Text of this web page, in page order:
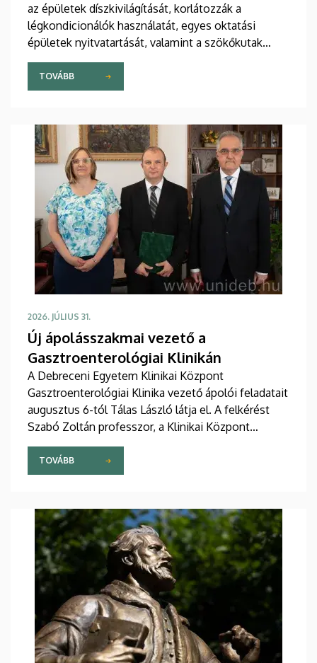
az épületek díszkivilágítását, korlátozzák a
légkondicionálók használatát, egyes oktatási
épületek nyitvatartását, valamint a szökőkutak
működését.
TOVÁBB
2026. JÚLIUS 31.
Új ápolásszakmai vezető a
Gasztroenterológiai Klinikán
A Debreceni Egyetem Klinikai Központ
Gasztroenterológiai Klinika vezető ápolói feladatait
augusztus 6-tól Tálas László látja el. A felkérést
Szabó Zoltán professzor, a Klinikai Központ
elnöke, valamint Szőllősi Anna ápolási és
szakdolgozói igazgató adta át pénteken
ünnepélyes keretek között az Elnöki Hivatalban.
TOVÁBB